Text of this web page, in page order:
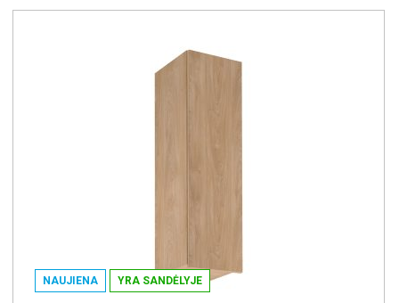
NAUJIENA YRA SANDĖLYJE